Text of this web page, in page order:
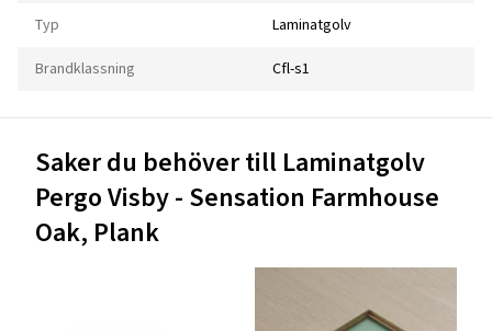
Typ Laminatgolv
Brandklassning Cfl-s1
Saker du behöver till Laminatgolv
Pergo Visby - Sensation Farmhouse
Oak, Plank